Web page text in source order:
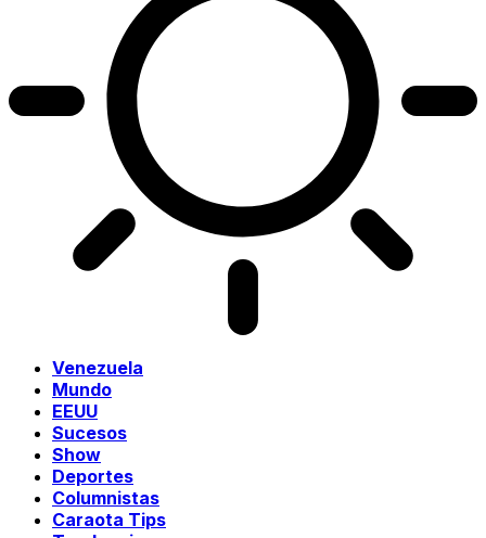
Venezuela
Mundo
EEUU
Sucesos
Show
Deportes
Columnistas
Caraota Tips